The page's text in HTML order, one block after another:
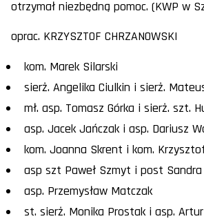
otrzymał niezbędną pomoc. (KWP w
oprac. KRZYSZTOF CHRZANOWSKI
kom. Marek Silarski
sierż. Angelika Ciulkin i sierż.
mł. asp. Tomasz Górka i sierż. szt.
asp. Jacek Jańczak i asp. Dariusz
kom. Joanna Skrent i kom.
asp szt Paweł Szmyt i post Sandra
asp. Przemysław Matczak
st. sierż. Monika Prostak i asp.